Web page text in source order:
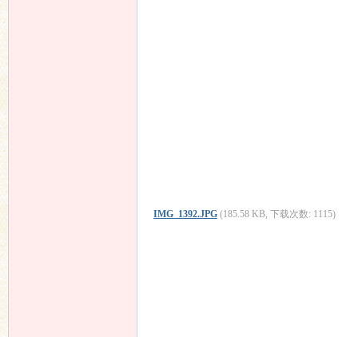
IMG_1392.JPG (185.58 KB, 下载次数: 1115)